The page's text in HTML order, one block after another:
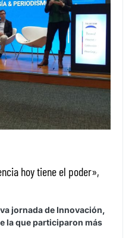
hoy tiene el poder»,
jornada de Innovación,
la que participaron más